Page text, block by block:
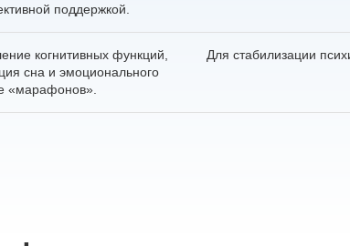
поддержкой.
когнитивных функций,
сна и эмоционального
«марафонов».
Для стабилизации
Получите
Оставить отзыв
Задайте ваш вопрос
все, что вам нужно
Выберите свой город